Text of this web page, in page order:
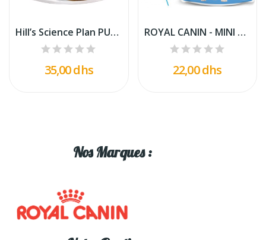
Hill’s Science Plan PUPPY & MOTHER MOUSSE Pour...
35,00 dhs
ROYAL CANIN - MINI PUPPY 1X85 GR.
22,00 dhs
Nos Marques :